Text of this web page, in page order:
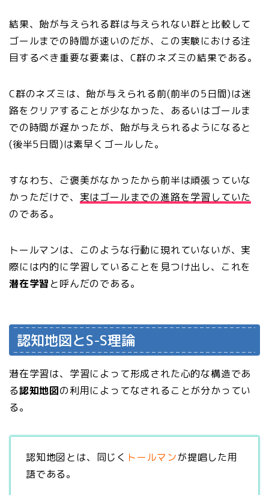
結果、飴が与えられる群は与えられない群と比較して
ゴールまでの時間が速いのだが、この実験における注
目するべき重要な要素は、C群のネズミの結果である。
C群のネズミは、飴が与えられる前(前半の5日間)は迷
路をクリアすることが少なかった、あるいはゴールま
での時間が遅かったが、飴が与えられるようになると
(後半5日間)は素早くゴールした。
すなわち、ご褒美がなかったから前半は頑張っていな
かっただけで、 実はゴールまでの進路を学習していた
のである。
トールマンは、このような行動に現れていないが、実
際には内的に学習していることを見つけ出し、これを
潜在学習と呼んだのである。
認知地図とS-S理論
潜在学習は、学習によって形成された心的な構造であ
る認知地図の利用によってなされることが分かってい
る。
認知地図とは、同じく トールマンが提唱した用
語である。